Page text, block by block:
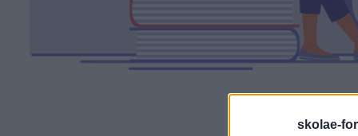
skolae-